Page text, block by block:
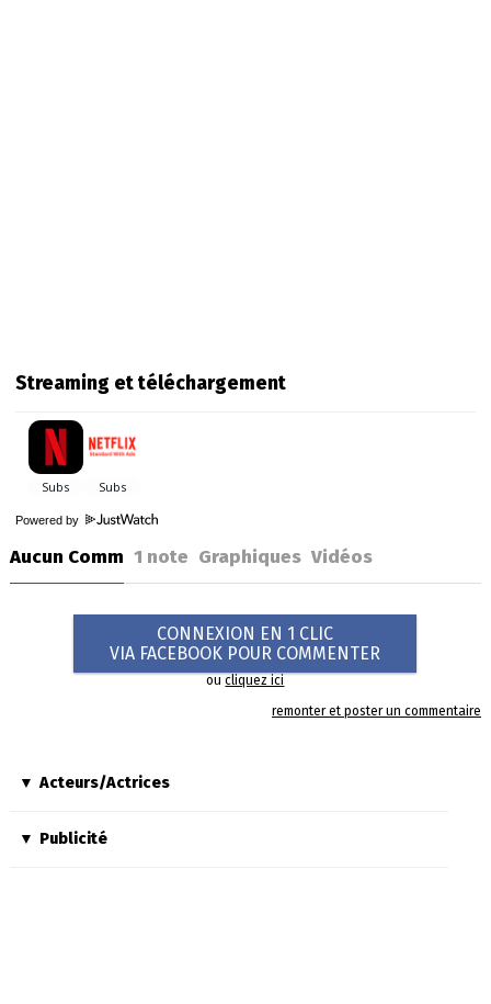
Streaming et téléchargement
Powered by
Aucun Comm 1 note Graphiques Vidéos
CONNEXION EN 1 CLIC
VIA FACEBOOK POUR COMMENTER
oucliquez ici
remonter et poster un commentaire
Acteurs/Actrices
Publicité